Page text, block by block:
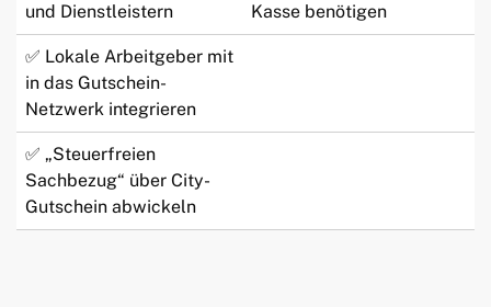
und Dienstleistern
Kasse benötigen
✅ Lokale Arbeitgeber mit
in das Gutschein-
Netzwerk integrieren
✅ „Steuerfreien
Sachbezug“ über City-
Gutschein abwickeln